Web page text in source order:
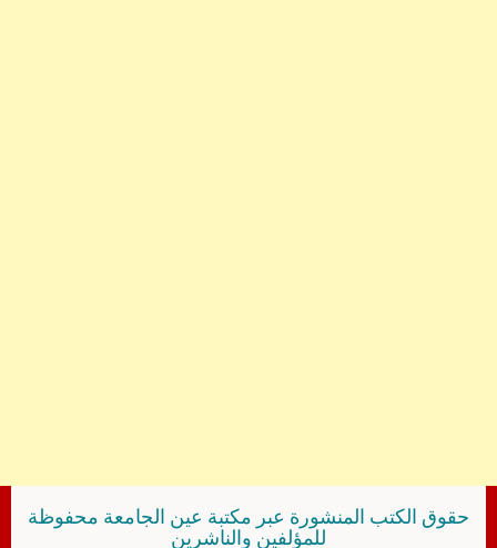
حقوق الكتب المنشورة عبر مكتبة عين الجامعة محفوظة
للمؤلفين والناشرين